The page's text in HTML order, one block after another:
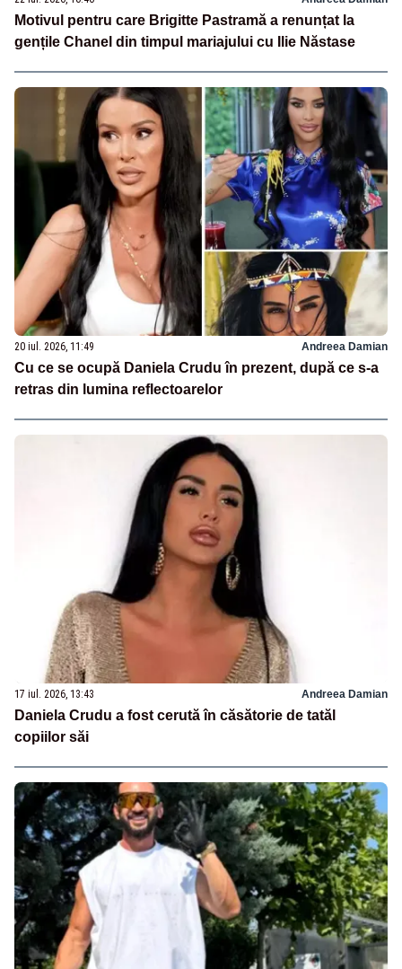
Motivul pentru care Brigitte Pastramă a renunțat la
gențile Chanel din timpul mariajului cu Ilie Năstase
20 iul. 2026, 11:49 Andreea Damian
Cu ce se ocupă Daniela Crudu în prezent, după ce s-a
retras din lumina reflectoarelor
17 iul. 2026, 13:43 Andreea Damian
Daniela Crudu a fost cerută în căsătorie de tatăl
copiilor săi